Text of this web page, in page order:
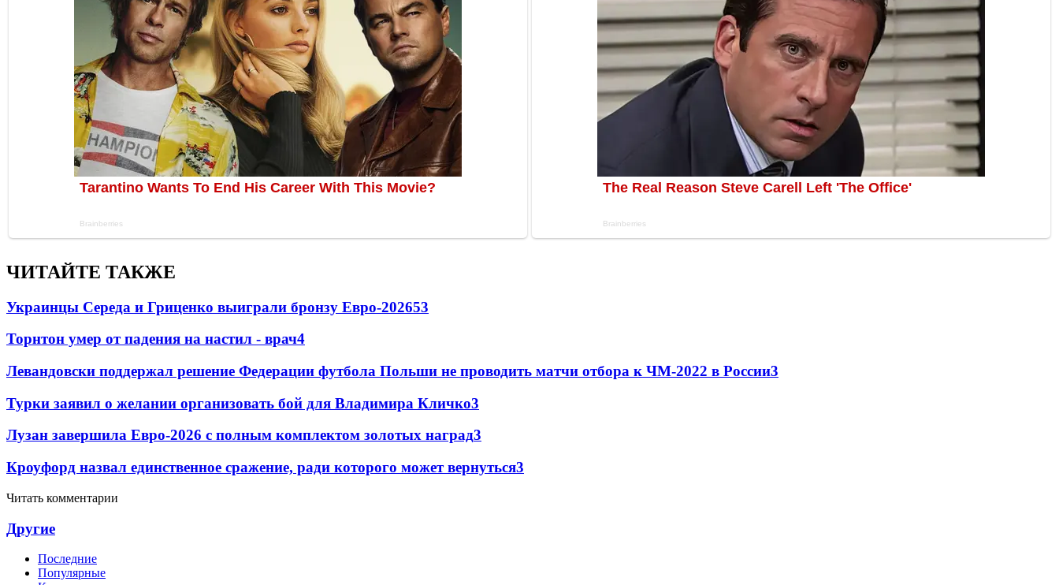
ЧИТАЙТЕ ТАКЖЕ
Украинцы Середа и Гриценко выиграли бронзу Евро-202653
Торнтон умер от падения на настил - врач4
Левандовски поддержал решение Федерации футбола Польши не проводить матчи отбора к ЧМ-2022 в России3
Турки заявил о желании организовать бой для Владимира Кличко3
Лузан завершила Евро-2026 с полным комплектом золотых наград3
Кроуфорд назвал единственное сражение, ради которого может вернуться3
Читать комментарии
Другие
Последние
Популярные